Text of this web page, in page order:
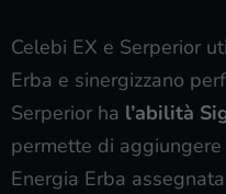
Celebi EX e Serperior
Erba e sinergizzano
Serperior ha l’abilità
permette di
Energia Erba